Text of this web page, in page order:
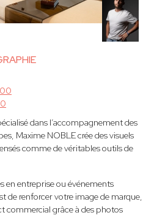
dans l’accompagnement des
Maxime NOBLE crée des visuels
comme de véritables outils de
en entreprise ou événements
de renforcer votre image de marque,
commercial grâce à des photos